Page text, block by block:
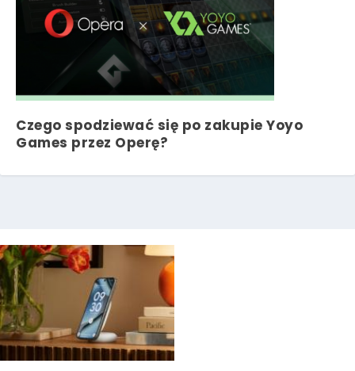
Czego spodziewać się po zakupie Yoyo
Games przez Operę?